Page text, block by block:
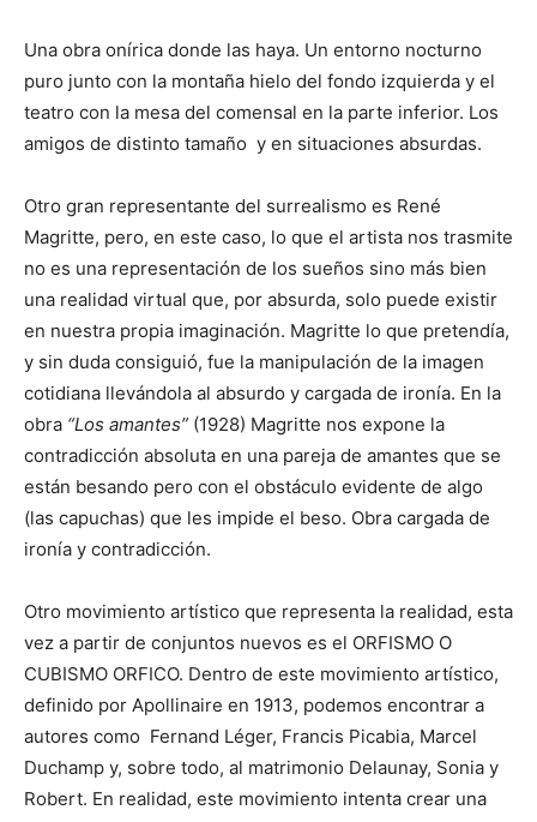
Una obra onírica donde las haya. Un entorno nocturno
puro junto con la montaña hielo del fondo izquierda y el
teatro con la mesa del comensal en la parte inferior. Los
amigos de distinto tamaño y en situaciones absurdas.
Otro gran representante del surrealismo es René
Magritte, pero, en este caso, lo que el artista nos trasmite
no es una representación de los sueños sino más bien
una realidad virtual que, por absurda, solo puede existir
en nuestra propia imaginación. Magritte lo que pretendía,
y sin duda consiguió, fue la manipulación de la imagen
cotidiana llevándola al absurdo y cargada de ironía. En la
obra “Los amantes” (1928) Magritte nos expone la
contradicción absoluta en una pareja de amantes que se
están besando pero con el obstáculo evidente de algo
(las capuchas) que les impide el beso. Obra cargada de
ironía y contradicción.
Otro movimiento artístico que representa la realidad, esta
vez a partir de conjuntos nuevos es el ORFISMO O
CUBISMO ORFICO. Dentro de este movimiento artístico,
definido por Apollinaire en 1913, podemos encontrar a
autores como Fernand Léger, Francis Picabia, Marcel
Duchamp y, sobre todo, al matrimonio Delaunay, Sonia y
Robert. En realidad, este movimiento intenta crear una